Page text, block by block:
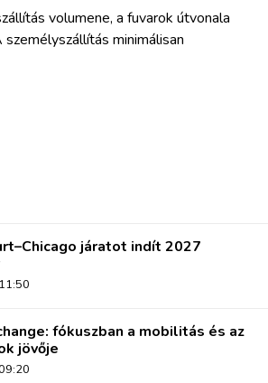
volumene, a fuvarok útvonala
minimálisan
járatot indít 2027
fókuszban a mobilitás és az
jövője